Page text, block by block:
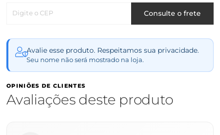
Digite o CEP Consulte o frete
Avalie esse produto. Respeitamos sua privacidade.
Seu nome não será mostrado na loja.
OPINIÕES DE CLIENTES
Avaliações deste produto